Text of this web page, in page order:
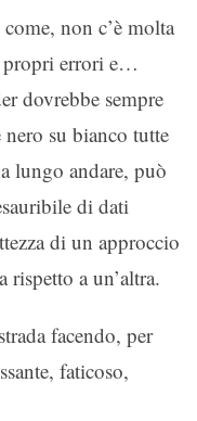
non c’è molta
propri errori e…
dovrebbe sempre
su bianco tutte
lungo andare, può
di dati
di un approccio
rispetto a un’altra.
facendo, per
faticoso,